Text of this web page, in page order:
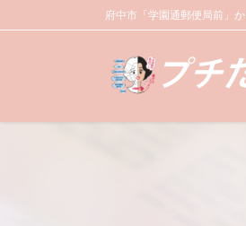
ン
に
ビ
ョ
府中市「学園通郵便局前」